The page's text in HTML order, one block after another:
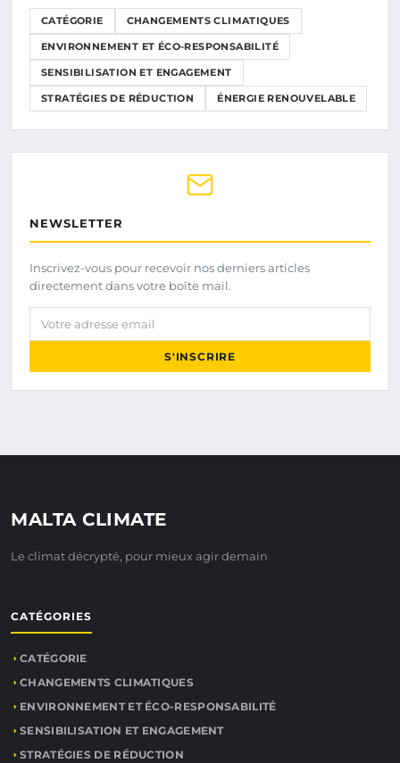
CATÉGORIE CHANGEMENTS CLIMATIQUES
ENVIRONNEMENT ET ÉCO-RESPONSABILITÉ
SENSIBILISATION ET ENGAGEMENT
STRATÉGIES DE RÉDUCTION ÉNERGIE RENOUVELABLE
NEWSLETTER
Inscrivez-vous pour recevoir nos derniers articles
directement dans votre boîte mail.
Votre adresse email
S'INSCRIRE
MALTA CLIMATE
Le climat décrypté, pour mieux agir demain
CATÉGORIES
CATÉGORIE
CHANGEMENTS CLIMATIQUES
ENVIRONNEMENT ET ÉCO-RESPONSABILITÉ
SENSIBILISATION ET ENGAGEMENT
STRATÉGIES DE RÉDUCTION